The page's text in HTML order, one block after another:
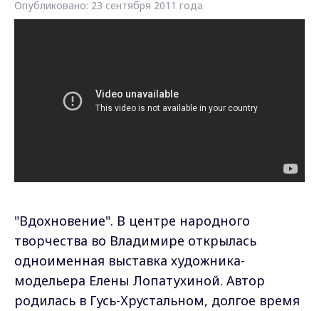
Опубликовано: 23 сентября 2011 года
"Вдохновение". В центре народного
творчества во Владимире открылась
одноименная выставка художника-
модельера Елены Лопатухиной. Автор
родилась в Гусь-Хрустальном, долгое время